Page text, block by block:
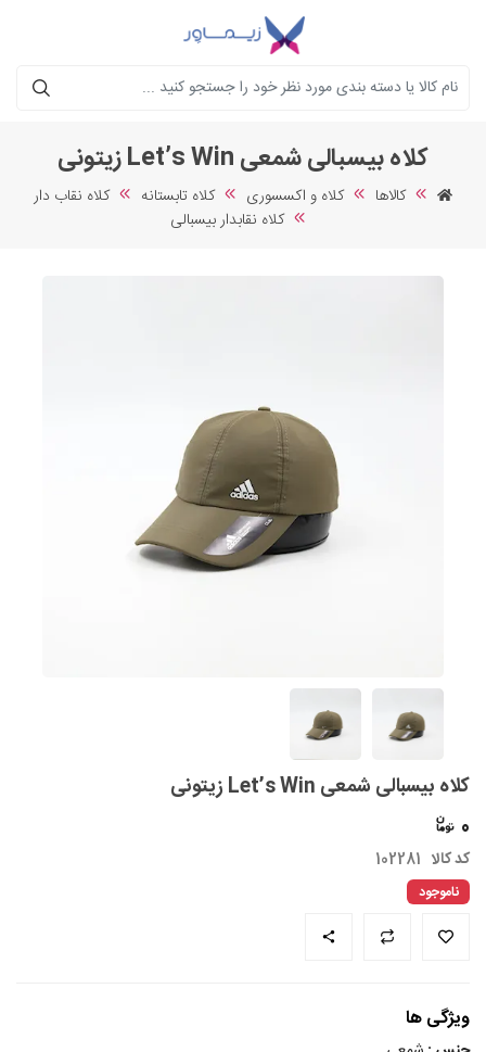
جستجو
کلاه بیسبالی شمعی Let’s Win زیتونی
کالاها کلاه و اکسسوری کلاه تابستانه
کلاه نقاب دار
کلاه نقابدار بیسبالی
کلاه بیسبالی شمعی Let’s Win زیتونی
0
کد کالا 102281
ناموجود
ویژگی ها